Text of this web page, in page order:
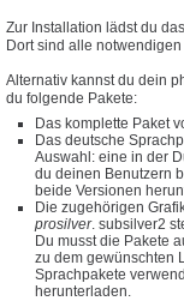
Zur Installation lädst du
Dort sind alle
Alternativ kannst du dein
du folgende Pakete:
Das komplette Paket
Das deutsche
Auswahl: eine in der
du deinen Benutzern
beide Versionen
Die zugehörigen
prosilver. subsilver2
Du musst die Pakete
zu dem gewünschten
Sprachpakete
herunterladen.